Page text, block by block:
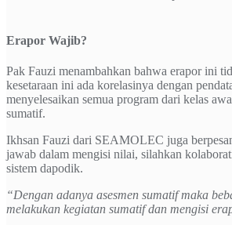
Erapor Wajib?
Pak Fauzi menambahkan bahwa erapor ini
kesetaraan ini ada korelasinya dengan
menyelesaikan semua program dari kelas
sumatif.
Ikhsan Fauzi dari SEAMOLEC juga
jawab dalam mengisi nilai, silahkan
sistem dapodik.
“Dengan adanya asesmen sumatif maka
melakukan kegiatan sumatif dan mengisi